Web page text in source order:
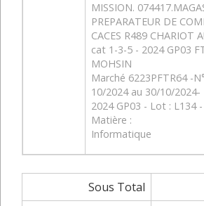
MISSION.
PREPARATEUR DE
CACES R489 CHARIOT
cat 1-3-5 - 2024 GP03
MOHSIN
Marché 6223PFTR64 -
10/2024 au 30/10/2024-
2024 GP03 - Lot : L134 -
Matière :
Informatique
Sous Total